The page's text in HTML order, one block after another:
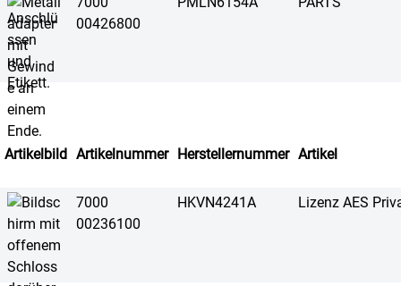
00426800
Artikelbild Artikelnummer Herstellernummer Artikel
7000
00236100
HKVN4241A Lizenz AES